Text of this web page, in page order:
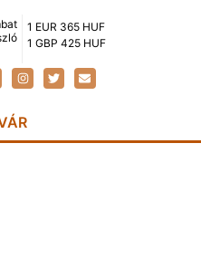
1 EUR 365 HUF
1 GBP 425 HUF